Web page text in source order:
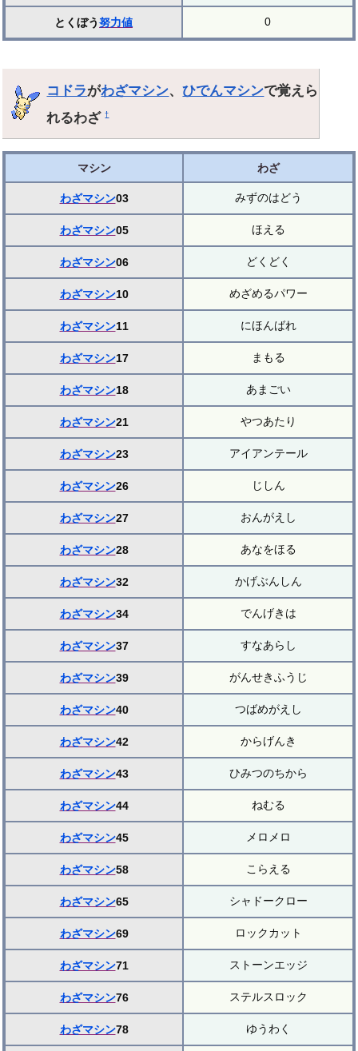
とくぼう努力値 0
コドラがわざマシン、ひでんマシンで覚えら
れるわざ†
マシン わざ
わざマシン03 みずのはどう
わざマシン05 ほえる
わざマシン06 どくどく
わざマシン10 めざめるパワー
わざマシン11 にほんばれ
わざマシン17 まもる
わざマシン18 あまごい
わざマシン21 やつあたり
わざマシン23 アイアンテール
わざマシン26 じしん
わざマシン27 おんがえし
わざマシン28 あなをほる
わざマシン32 かげぶんしん
わざマシン34 でんげきは
わざマシン37 すなあらし
わざマシン39 がんせきふうじ
わざマシン40 つばめがえし
わざマシン42 からげんき
わざマシン43 ひみつのちから
わざマシン44 ねむる
わざマシン45 メロメロ
わざマシン58 こらえる
わざマシン65 シャドークロー
わざマシン69 ロックカット
わざマシン71 ストーンエッジ
わざマシン76 ステルスロック
わざマシン78 ゆうわく